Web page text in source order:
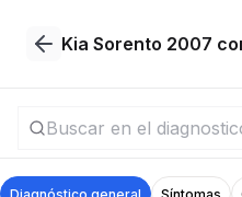
Kia Sorento 2007